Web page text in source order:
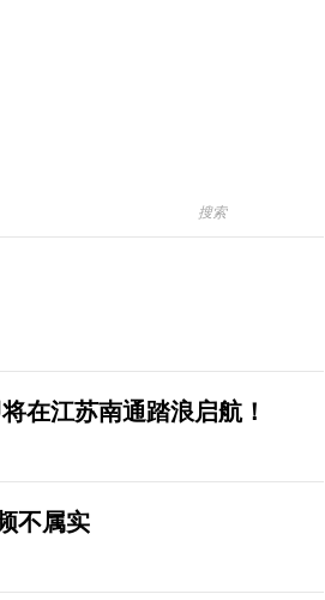
在江苏南通踏浪启航！
不属实